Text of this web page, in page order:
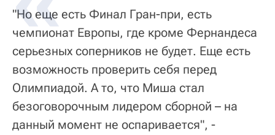
"Но еще есть Финал Гран-при, есть
чемпионат Европы, где кроме Фернандеса
серьезных соперников не будет. Еще есть
возможность проверить себя перед
Олимпиадой. А то, что Миша стал
безоговорочным лидером сборной – на
данный момент не оспаривается", -